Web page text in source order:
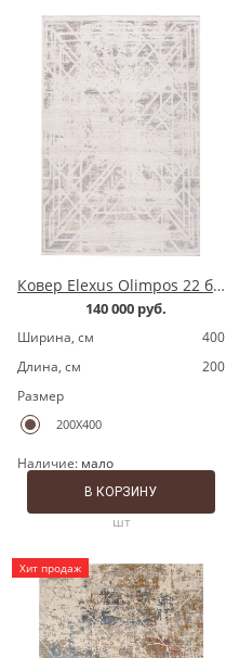
Ковер Elexus Olimpos 22 бежевый
140 000 руб.
Ширина, cм
400
Длина, cм
200
Размер
200X400
Наличие: мало
шт
В КОРЗИНУ
Хит продаж